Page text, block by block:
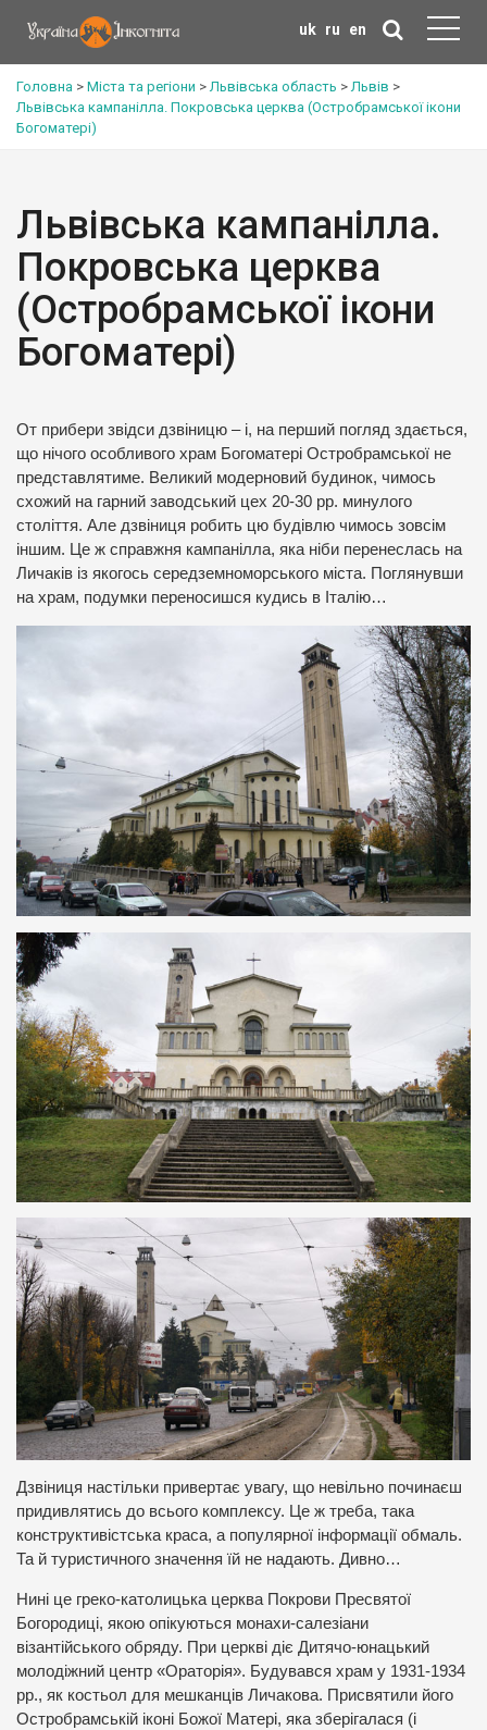
uk ru en
Головна > Міста та регіони >Львівська область >Львів >
Львівська кампанілла. Покровська церква (Остробрамської ікони
Богоматері)
Львівська кампанілла.
Покровська церква
(Остробрамської ікони
Богоматері)
От прибери звідси дзвіницю – і, на перший погляд здається,
що нічого особливого храм Богоматері Остробрамської не
представлятиме. Великий модерновий будинок, чимось
схожий на гарний заводський цех 20-30 рр. минулого
століття. Але дзвіниця робить цю будівлю чимось зовсім
іншим. Це ж справжня кампанілла, яка ніби перенеслась на
Личаків із якогось середземноморського міста. Поглянувши
на храм, подумки переносишся кудись в Італію…
Дзвіниця настільки привертає увагу, що невільно починаєш
придивлятись до всього комплексу. Це ж треба, така
конструктивістська краса, а популярної інформації обмаль.
Та й туристичного значення їй не надають. Дивно…
Нині це греко-католицька церква Покрови Пресвятої
Богородиці, якою опікуються монахи-салезіани
візантійського обряду. При церкві діє Дитячо-юнацький
молодіжний центр «Ораторія». Будувався храм у 1931-1934
рр., як костьол для мешканців Личакова. Присвятили його
Остробрамській іконі Божої Матері, яка зберігалася (і